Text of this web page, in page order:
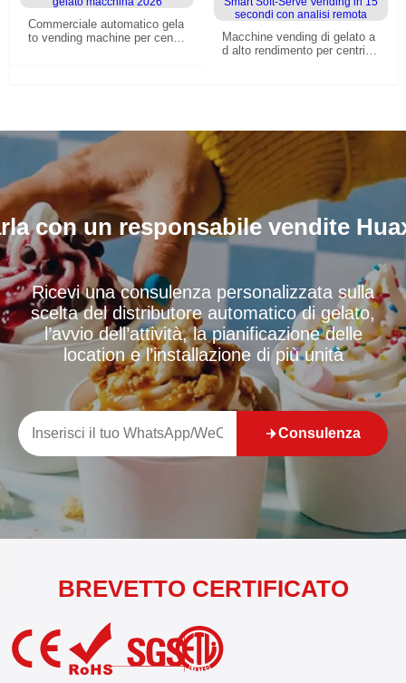
Commerciale automatico gela
to vending machine per centr
Macchine vending di gelato a
d alto rendimento per centri c
con un responsabile vendite
Ricevi una consulenza personalizzata sulla
scelta del distributore automatico di gelato,
l’avvio dell’attività, la pianificazione delle
location e l’installazione di più unità
Consulenza
BREVETTO CERTIFICATO